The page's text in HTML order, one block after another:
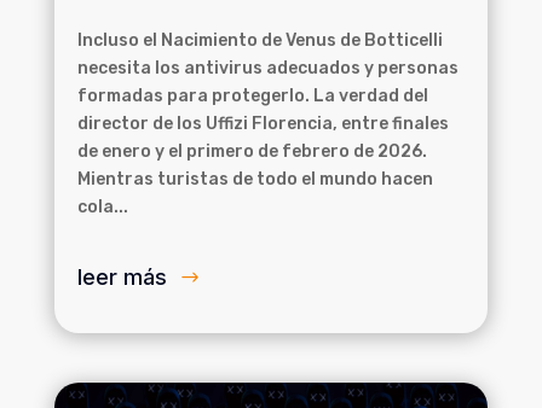
Incluso el Nacimiento de Venus de Botticelli
necesita los antivirus adecuados y personas
formadas para protegerlo. La verdad del
director de los Uffizi Florencia, entre finales
de enero y el primero de febrero de 2026.
Mientras turistas de todo el mundo hacen
cola...
leer más